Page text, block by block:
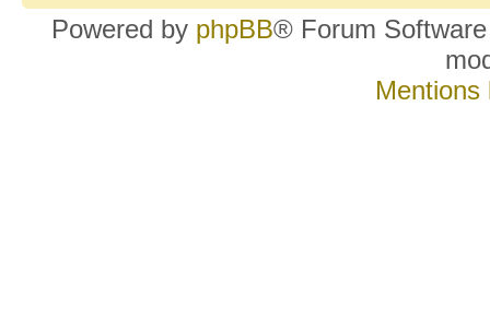
Powered by phpBB® Forum
Mentions